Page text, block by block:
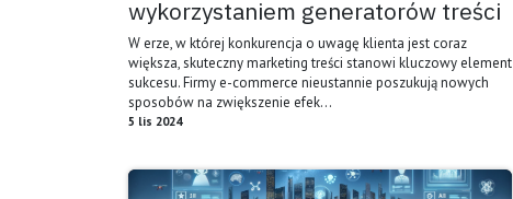
wykorzystaniem generatorów treści
W erze, w której konkurencja o uwagę klienta jest coraz
większa, skuteczny marketing treści stanowi kluczowy element
sukcesu. Firmy e-commerce nieustannie poszukują nowych
sposobów na zwiększenie efek...
5 lis 2024